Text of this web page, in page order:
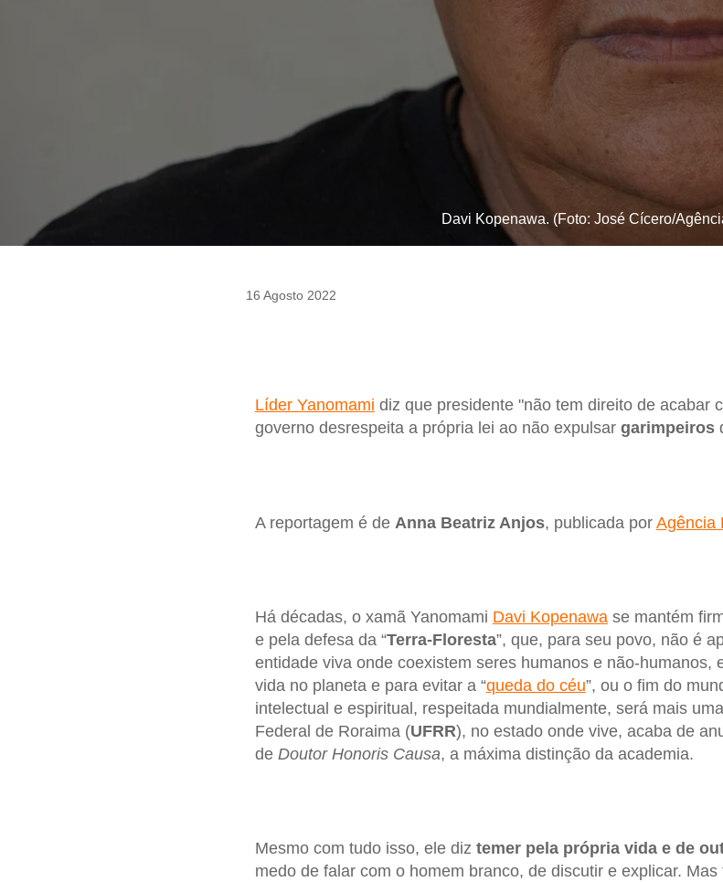
Davi Kopenawa. (Foto: José Cícero/
16 Agosto 2022
Líder Yanomami diz que presidente "não tem direito de acabar
governo desrespeita a própria lei ao não expulsar garimpeiros
A reportagem é de Anna Beatriz Anjos, publicada por Agência
Há décadas, o xamã Yanomami Davi Kopenawase mantém
e pela defesa da “Terra-Floresta”, que, para seu povo, não é
entidade viva onde coexistem seres humanos e não-humanos,
vida no planeta e para evitar a “queda do céu”, ou o fim do
intelectual e espiritual, respeitada mundialmente, será mais
Federal de Roraima (UFRR), no estado onde vive, acaba de
de Doutor Honoris Causa, a máxima distinção da academia.
Mesmo com tudo isso, ele diz temer pela própria vida e de
medo de falar com o homem branco, de discutir e explicar.